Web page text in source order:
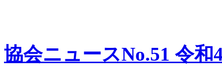
協会ニュースNo.51 令